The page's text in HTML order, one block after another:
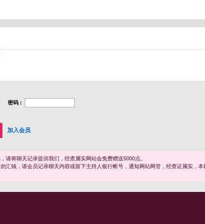
密码 :
加入会员
请将聊天记录提供我们，经查属实网站会免费赠送5000点。
汇钱，请会员记录聊天内容或留下主持人银行帐号，通知网站网管，经查证属实，本